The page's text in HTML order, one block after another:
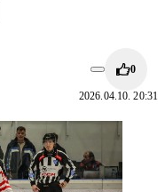
0
2026.04.10. 20:31